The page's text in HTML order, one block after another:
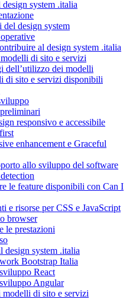
system .italia
design system
al design system .italia
di sito e servizi
dell’utilizzo dei modelli
di sito e servizi disponibili
responsivo e accessibile
enhancement e Graceful
allo sviluppo del software
le feature disponibili con Can I
e risorse per CSS e JavaScript
browser
le prestazioni
design system .italia
Bootstrap Italia
React
Angular
di sito e servizi